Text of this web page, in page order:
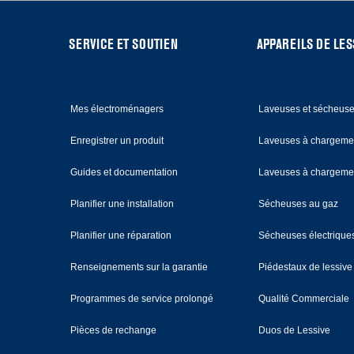
FOOTER
SERVICE ET SOUTIEN
Mes électroménagers
Enregistrer un produit
Guides et documentation
Planifier une installation
Planifier une réparation
Renseignements sur la garantie
Programmes de service prolongé
Pièces de rechange
APPAREILS DE
Laveuses et
Laveuses à
Laveuses à
Sécheuses au gaz
Sécheuses
Piédestaux de lessive
Qualité Commerciale
Duos de Lessive